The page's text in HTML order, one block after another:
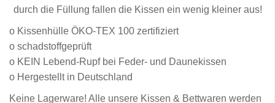
durch die Füllung fallen die Kissen ein wenig kleiner aus!
o Kissenhülle ÖKO-TEX 100 zertifiziert
o schadstoffgeprüft
o KEIN Lebend-Rupf bei Feder- und Daunekissen
o Hergestellt in Deutschland
Keine Lagerware! Alle unsere Kissen & Bettwaren werden